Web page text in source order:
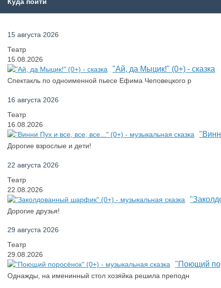
15 августа 2026
Театр
15.08.2026
"Ай, да Мыцик!" (0+) - сказка
Спектакль по одноименной пьесе Ефима Чеповецкого р
16 августа 2026
Театр
16.08.2026
Дорогие взрослые и дети!
22 августа 2026
Театр
22.08.2026
Дорогие друзья!
29 августа 2026
Театр
29.08.2026
"Поющий
Однажды, на именинный стол хозяйка решила преподн